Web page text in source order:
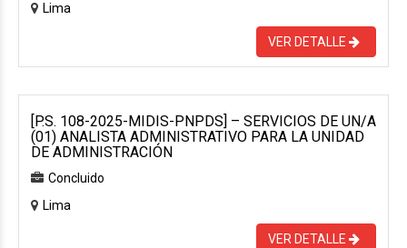
Lima
VER DETALLE
[P.S. 108-2025-MIDIS-PNPDS] – SERVICIOS DE UN/A
(01) ANALISTA ADMINISTRATIVO PARA LA UNIDAD
DE ADMINISTRACIÓN
Concluido
Lima
VER DETALLE